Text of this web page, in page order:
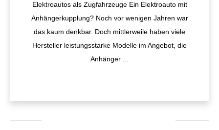
Elektroautos als Zugfahrzeuge Ein Elektroauto mit
Anhängerkupplung? Noch vor wenigen Jahren war
das kaum denkbar. Doch mittlerweile haben viele
Hersteller leistungsstarke Modelle im Angebot, die
Anhänger